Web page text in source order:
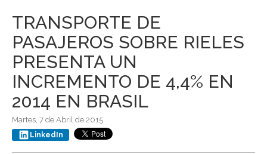
TRANSPORTE DE
PASAJEROS SOBRE RIELES
PRESENTA UN
INCREMENTO DE 4,4% EN
2014 EN BRASIL
Martes, 7 de Abril de 2015
LinkedIn